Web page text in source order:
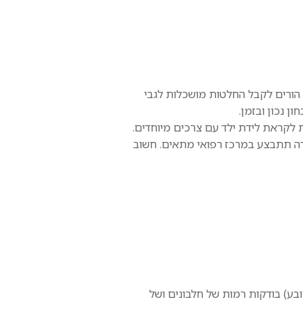
הורים לקבל החלטות מושכלות לגבי
נכון ובזמן.
לידת ילד עם צרכים מיוחדים.
תתבצע במרכז רפואי מתאים. חשוב
בודקות רמות של חלבונים ושל